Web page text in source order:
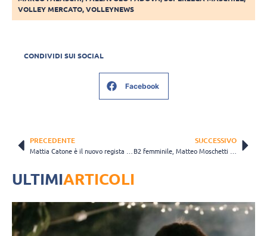
VOLLEY MERCATO,VOLLEYNEWS
CONDIVIDI SUI SOCIAL
Facebook
PRECEDENTE
Mattia Catone è il nuovo regista dell’HRK Motta
SUCCESSIVO
B2 femminile, Matteo Moschetti alla guida dell’Enercom Fimi per la nona stagione
ULTIMIARTICOLI